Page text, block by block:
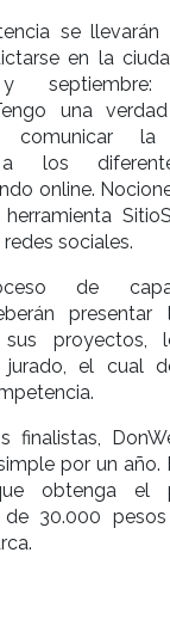
se
en la
septiembre:
una
a los
online.
sociales.
de
proyectos,
el cual
finalistas,
por un año.
obtenga el
30.000